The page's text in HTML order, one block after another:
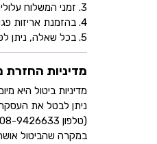
3. זמני המשלוח עלולים להשתנות בהתאם למצב הביטחוני ו/או במהלך ימי חג.
4. בהזמנת אריזות פגומות מלאי המוצרים מוגבל ביותר ולכן אין התחייבות למלאי של המוצר - אין לראות אישור העסקה כמלאי מובטח.
5. בכל שאלה, ניתן לפנות לשירות לקוחות באמצעות מייל - info@littleprince.co.il או בצור קשר באתר.
מדיניות החזרת
מדיניות ביטול היא מיום קבלת המוצר
ניתן לבטל את
(טלפון 08-9426633, דוא”ל info@littleprince.co.il.)
במקרה שהביטול